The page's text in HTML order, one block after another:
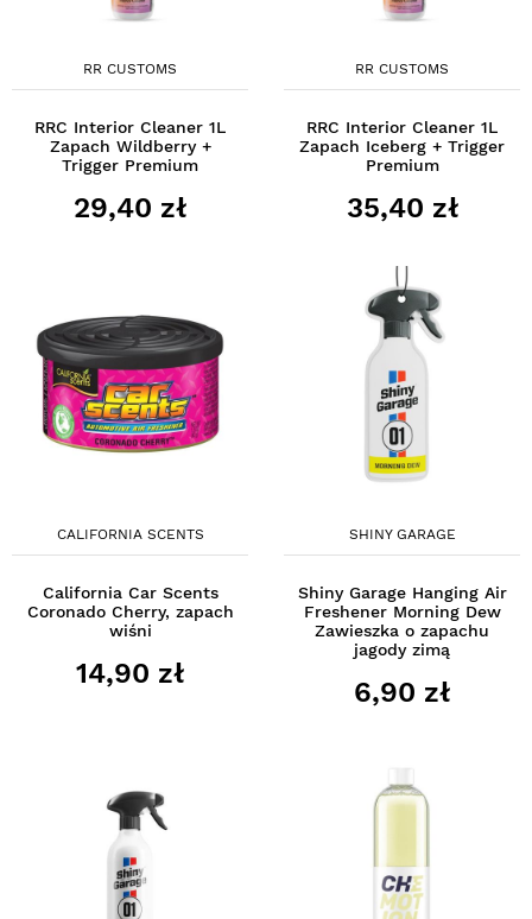
RR CUSTOMS
RRC Interior Cleaner 1L
Zapach Wildberry +
Trigger Premium
29,40 zł
RR CUSTOMS
RRC Interior Cleaner 1L
Zapach Iceberg + Trigger
Premium
35,40 zł
CALIFORNIA SCENTS
California Car Scents
Coronado Cherry, zapach
wiśni
14,90 zł
SHINY GARAGE
Shiny Garage Hanging Air
Freshener Morning Dew
Zawieszka o zapachu
jagody zimą
6,90 zł